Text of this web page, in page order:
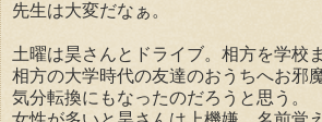
先生は大変だなぁ。
土曜は昊さんとドライブ。相方を学校
相方の大学時代の友達のおうちへお邪
気分転換にもなったのだろうと思う。